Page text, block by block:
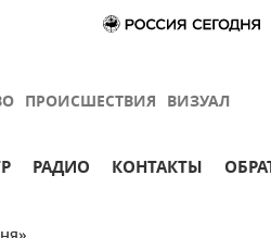
ПРОИСШЕСТВИЯ ВИЗУАЛ
РАДИО КОНТАКТЫ